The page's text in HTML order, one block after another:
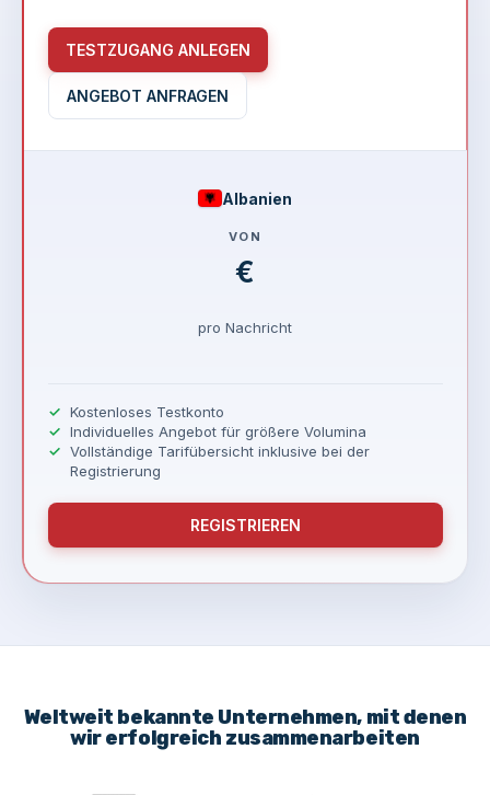
Weltweit bekannte Unternehmen, mit denen
wir erfolgreich zusammenarbeiten
TESTZUGANG ANLEGEN
ANGEBOT ANFRAGEN
Albanien
VON
€
pro Nachricht
Kostenloses Testkonto
Individuelles Angebot für größere Volumina
Vollständige Tarifübersicht inklusive bei der
Registrierung
REGISTRIEREN